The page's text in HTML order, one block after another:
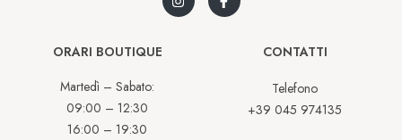
ORARI BOUTIQUE
Martedì – Sabato:
09:00 – 12:30
16:00 – 19:30
CONTATTI
Telefono
+39 045 974135